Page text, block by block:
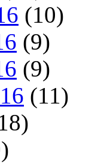
(10)
(9)
(9)
(11)